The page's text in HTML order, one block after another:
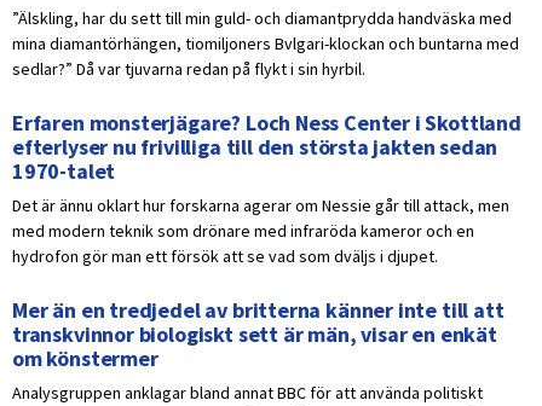
”Älskling, har du sett till min guld- och diamantprydda handväska med
mina diamantörhängen, tiomiljoners Bvlgari-klockan och buntarna med
sedlar?” Då var tjuvarna redan på flykt i sin hyrbil.
Erfaren monsterjägare? Loch Ness Center i Skottland
efterlyser nu frivilliga till den största jakten sedan
1970-talet
Det är ännu oklart hur forskarna agerar om Nessie går till attack, men
med modern teknik som drönare med infraröda kameror och en
hydrofon gör man ett försök att se vad som dväljs i djupet.
Mer än en tredjedel av britterna känner inte till att
transkvinnor biologiskt sett är män, visar en enkät
om könstermer
Analysgruppen anklagar bland annat BBC för att använda politiskt